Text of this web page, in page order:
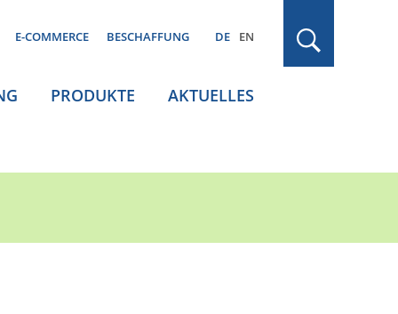
E-COMMERCE BESCHAFFUNG DE EN
PRODUKTE AKTUELLES